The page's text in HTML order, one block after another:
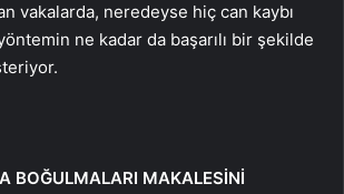
vakalarda, neredeyse hiç can kaybı
ne kadar da başarılı bir şekilde
BOĞULMALARI MAKALESİNİ